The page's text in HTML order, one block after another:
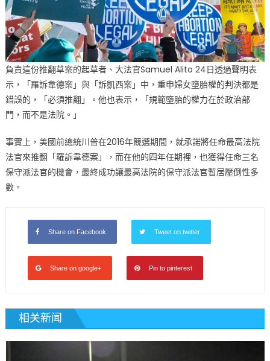
負責這份推翻草案的起草者、大法官Samuel Alito 24日透過聲明表
示，「羅訴韋德案」與「訴凱西案」中，重申婦女墮胎權的判決都是
錯誤的，「必須推翻」。他也表示，「規範墮胎的權力在於政治部
門，而不是法院。」
事實上，美國前總統川普在2016年競選期間，就承諾將任命最高法院
法官來推翻「羅訴韋德案」，而在他的四年任期裡，也獲得任命三名
保守派法官的機會，最終成功讓最高法院的保守派法官暫居壓倒性多
數。
Share on Facebook Tweet on twitter
Share on google+ Pin to pinterest
相关新闻